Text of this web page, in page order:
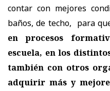
contar con mejores
baños, de techo, para
en procesos
escuela, en los
también con otros
adquirir más y